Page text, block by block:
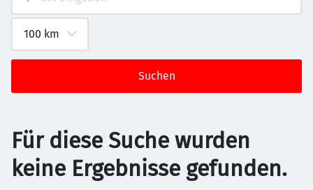
Suchen
Für diese Suche wurden
keine Ergebnisse gefunden.